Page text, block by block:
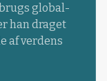
global-
han draget
af verdens